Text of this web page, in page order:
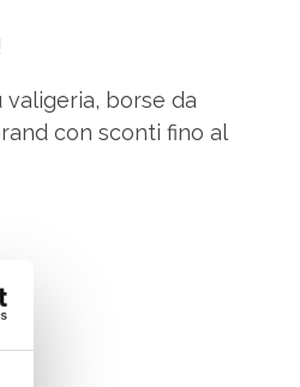
borse da
con sconti fino al